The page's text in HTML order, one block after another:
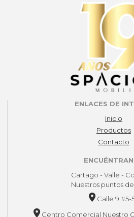
ENLACES DE
Inicio
Productos
Contacto
Cartago - Valle -
Nuestros puntos
Calle 9 #5-
Centro Comercial Nuestro